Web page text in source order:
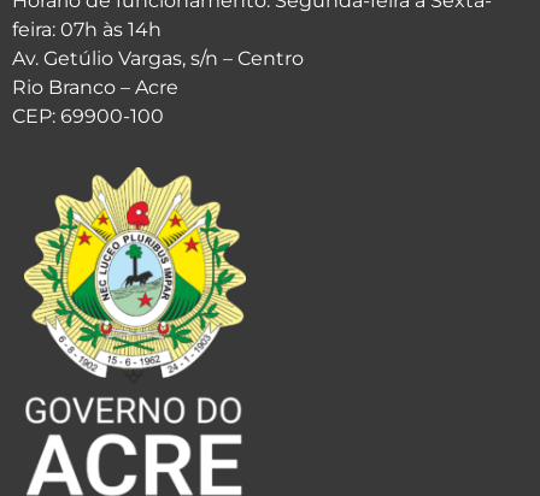
feira: 07h às 14h
Av. Getúlio Vargas, s/n – Centro
Rio Branco – Acre
CEP: 69900-100